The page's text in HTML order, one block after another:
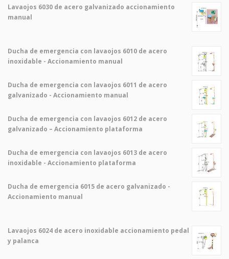
Lavaojos 6030 de acero galvanizado accionamiento
manual
Ducha de emergencia con lavaojos 6010 de acero
inoxidable - Accionamiento manual
Ducha de emergencia con lavaojos 6011 de acero
galvanizado - Accionamiento manual
Ducha de emergencia con lavaojos 6012 de acero
galvanizado – Accionamiento plataforma
Ducha de emergencia con lavaojos 6013 de acero
inoxidable - Accionamiento plataforma
Ducha de emergencia 6015 de acero galvanizado -
Accionamiento manual
Lavaojos 6024 de acero inoxidable accionamiento pedal
y palanca